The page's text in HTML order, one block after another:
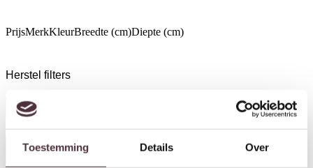
Toestemming Details Over
PrijsMerkKleurBreedte (cm)Diepte (cm)
Herstel filters
Alle filters